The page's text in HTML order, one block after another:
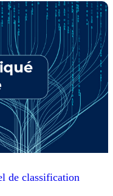
de classification